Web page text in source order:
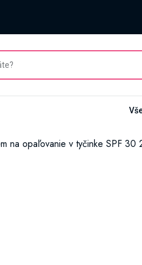
na opaľovanie v tyčinke SPF